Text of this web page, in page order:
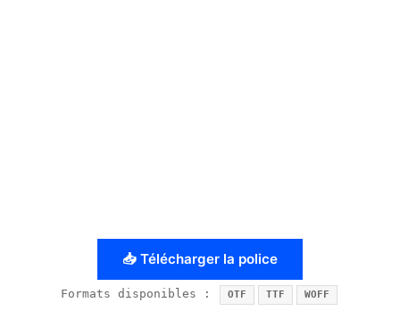
📥 Télécharger la police
Formats disponibles : OTF TTF WOFF